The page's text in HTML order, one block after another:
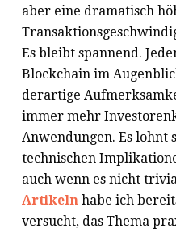
aber eine dramatisch
Es bleibt spannend.
Blockchain im
derartige
immer mehr
Anwendungen. Es lohnt
technischen
auch wenn es nicht
Artikelnhabe ich
versucht, das Thema